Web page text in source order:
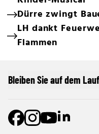
Dürre zwingt
LH dankt
Flammen
Bleiben Sie auf dem